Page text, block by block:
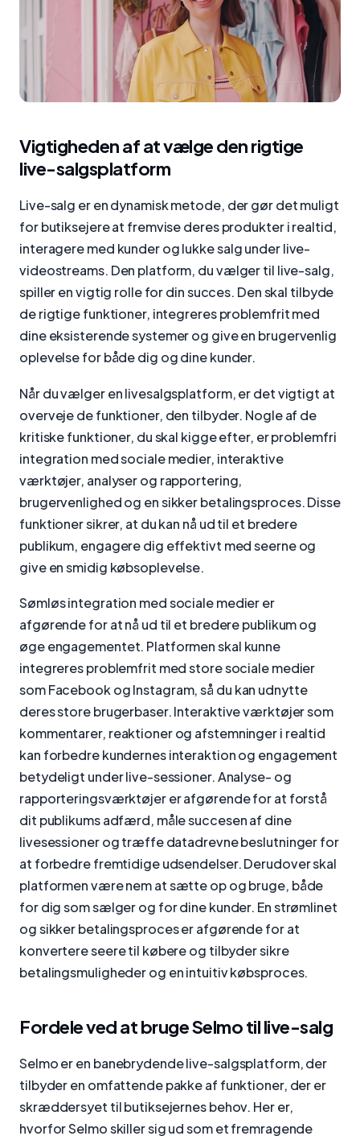
Vigtigheden af at vælge den rigtige
live-salgsplatform
Live-salg er en dynamisk metode, der gør det muligt
for butiksejere at fremvise deres produkter i realtid,
interagere med kunder og lukke salg under live-
videostreams. Den platform, du vælger til live-salg,
spiller en vigtig rolle for din succes. Den skal tilbyde
de rigtige funktioner, integreres problemfrit med
dine eksisterende systemer og give en brugervenlig
oplevelse for både dig og dine kunder.
Når du vælger en livesalgsplatform, er det vigtigt at
overveje de funktioner, den tilbyder. Nogle af de
kritiske funktioner, du skal kigge efter, er problemfri
integration med sociale medier, interaktive
værktøjer, analyser og rapportering,
brugervenlighed og en sikker betalingsproces. Disse
funktioner sikrer, at du kan nå ud til et bredere
publikum, engagere dig effektivt med seerne og
give en smidig købsoplevelse.
Sømløs integration med sociale medier er
afgørende for at nå ud til et bredere publikum og
øge engagementet. Platformen skal kunne
integreres problemfrit med store sociale medier
som Facebook og Instagram, så du kan udnytte
deres store brugerbaser. Interaktive værktøjer som
kommentarer, reaktioner og afstemninger i realtid
kan forbedre kundernes interaktion og engagement
betydeligt under live-sessioner. Analyse- og
rapporteringsværktøjer er afgørende for at forstå
dit publikums adfærd, måle succesen af dine
livesessioner og træffe datadrevne beslutninger for
at forbedre fremtidige udsendelser. Derudover skal
platformen være nem at sætte op og bruge, både
for dig som sælger og for dine kunder. En strømlinet
og sikker betalingsproces er afgørende for at
konvertere seere til købere og tilbyder sikre
betalingsmuligheder og en intuitiv købsproces.
Fordele ved at bruge Selmo til live-salg
Selmo er en banebrydende live-salgsplatform, der
tilbyder en omfattende pakke af funktioner, der er
skræddersyet til butiksejernes behov. Her er,
hvorfor Selmo skiller sig ud som et fremragende